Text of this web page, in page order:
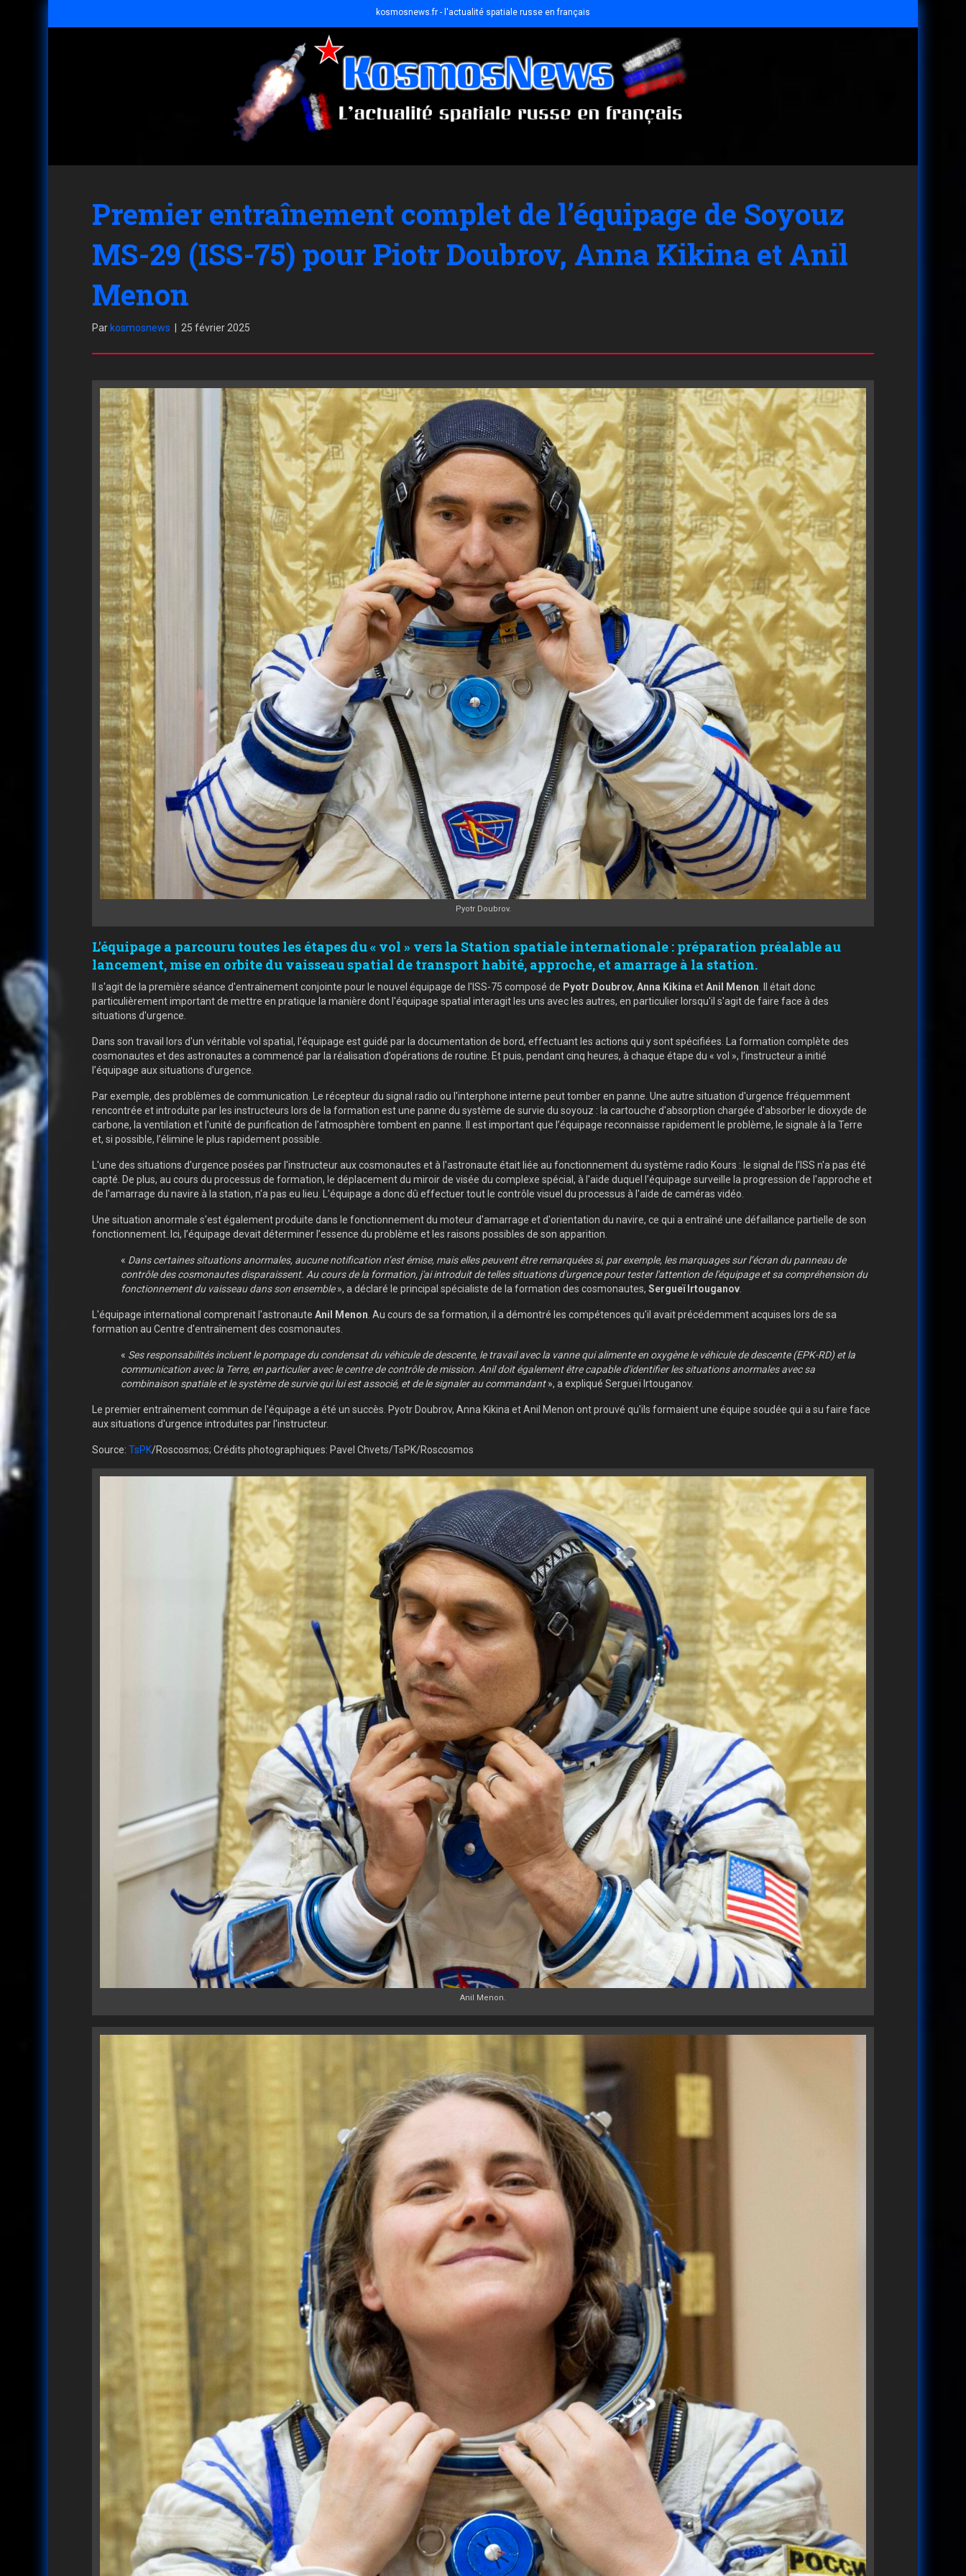
kosmosnews.fr - l'actualité spatiale russe en français
Premier entraînement complet de l’équipage de Soyouz
MS-29 (ISS-75) pour Piotr Doubrov, Anna Kikina et Anil
Menon
Par kosmosnews 25 février 2025
Pyotr Doubrov.
L'équipage a parcouru toutes les étapes du « vol » vers la Station spatiale internationale : préparation préalable au
lancement, mise en orbite du vaisseau spatial de transport habité, approche, et amarrage à la station.
Il s'agit de la première séance d'entraînement conjointe pour le nouvel équipage de l'ISS-75 composé de Pyotr Doubrov, Anna Kikina etAnil Menon. Il était donc
particulièrement important de mettre en pratique la manière dont l'équipage spatial interagit les uns avec les autres, en particulier lorsqu'il s'agit de faire face à des
situations d'urgence.
Dans son travail lors d'un véritable vol spatial, l'équipage est guidé par la documentation de bord, effectuant les actions qui y sont spécifiées. La formation complète des
cosmonautes et des astronautes a commencé par la réalisation d’opérations de routine. Et puis, pendant cinq heures, à chaque étape du « vol », l’instructeur a initié
l’équipage aux situations d’urgence.
Par exemple, des problèmes de communication. Le récepteur du signal radio ou l'interphone interne peut tomber en panne. Une autre situation d'urgence fréquemment
rencontrée et introduite par les instructeurs lors de la formation est une panne du système de survie du soyouz : la cartouche d'absorption chargée d'absorber le dioxyde de
carbone, la ventilation et l'unité de purification de l'atmosphère tombent en panne. Il est important que l’équipage reconnaisse rapidement le problème, le signale à la Terre
et, si possible, l’élimine le plus rapidement possible.
L'une des situations d'urgence posées par l'instructeur aux cosmonautes et à l'astronaute était liée au fonctionnement du système radio Kours : le signal de l'ISS n'a pas été
capté. De plus, au cours du processus de formation, le déplacement du miroir de visée du complexe spécial, à l'aide duquel l'équipage surveille la progression de l'approche et
de l'amarrage du navire à la station, n'a pas eu lieu. L'équipage a donc dû effectuer tout le contrôle visuel du processus à l'aide de caméras vidéo.
Une situation anormale s'est également produite dans le fonctionnement du moteur d'amarrage et d'orientation du navire, ce qui a entraîné une défaillance partielle de son
fonctionnement. Ici, l’équipage devait déterminer l’essence du problème et les raisons possibles de son apparition.
« Dans certaines situations anormales, aucune notification n’est émise, mais elles peuvent être remarquées si, par exemple, les marquages ​​sur l’écran du panneau de
contrôle des cosmonautes disparaissent. Au cours de la formation, j'ai introduit de telles situations d'urgence pour tester l'attention de l'équipage et sa compréhension du
fonctionnement du vaisseau dans son ensemble», a déclaré le principal spécialiste de la formation des cosmonautes, Sergueï Irtouganov.
L'équipage international comprenait l'astronaute Anil Menon. Au cours de sa formation, il a démontré les compétences qu'il avait précédemment acquises lors de sa
formation au Centre d'entraînement des cosmonautes.
« Ses responsabilités incluent le pompage du condensat du véhicule de descente, le travail avec la vanne qui alimente en oxygène le véhicule de descente (EPK-RD) et la
communication avec la Terre, en particulier avec le centre de contrôle de mission. Anil doit également être capable d'identifier les situations anormales avec sa
combinaison spatiale et le système de survie qui lui est associé, et de le signaler au commandant», a expliqué Sergueï Irtouganov.
Le premier entraînement commun de l'équipage a été un succès. Pyotr Doubrov, Anna Kikina et Anil Menon ont prouvé qu'ils formaient une équipe soudée qui a su faire face
aux situations d'urgence introduites par l'instructeur.
Source: TsPK/Roscosmos; Crédits photographiques: Pavel Chvets/TsPK/Roscosmos
Anil Menon.